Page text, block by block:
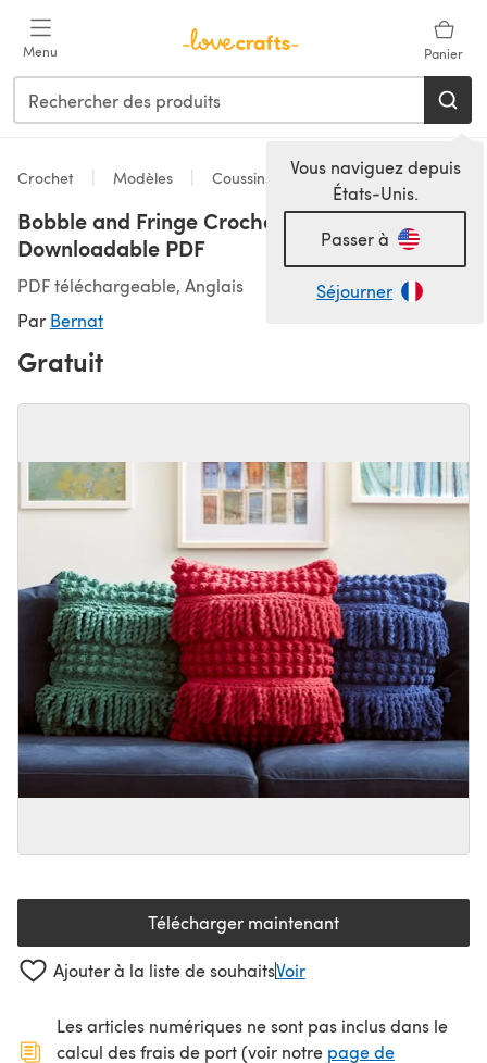
Menu Panier
Vous naviguez depuis
États-Unis.
Passer à
Séjourner
Crochet Modèles Coussins
Bobble and Fringe Crochet Pillow in Bernat -
Downloadable PDF
PDF téléchargeable, Anglais
Par Bernat
Gratuit
Télécharger maintenant(s'ouvre dans un nouvel
Ajouter à la liste de souhaitsVoir
Les articles numériques ne sont pas inclus dans le
calcul des frais de port (voir notre page de